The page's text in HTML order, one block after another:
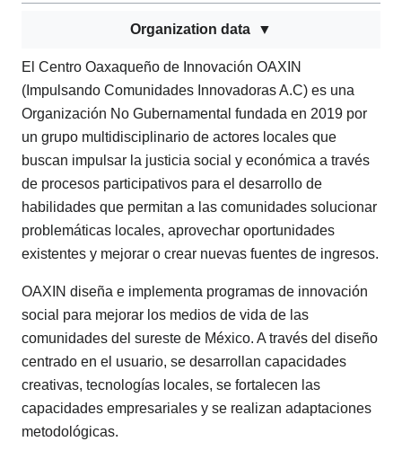
Organization data
El Centro Oaxaqueño de Innovación OAXIN
(Impulsando Comunidades Innovadoras A.C) es una
Organización No Gubernamental fundada en 2019 por
un grupo multidisciplinario de actores locales que
buscan impulsar la justicia social y económica a través
de procesos participativos para el desarrollo de
habilidades que permitan a las comunidades solucionar
problemáticas locales, aprovechar oportunidades
existentes y mejorar o crear nuevas fuentes de ingresos.
OAXIN diseña e implementa programas de innovación
social para mejorar los medios de vida de las
comunidades del sureste de México. A través del diseño
centrado en el usuario, se desarrollan capacidades
creativas, tecnologías locales, se fortalecen las
capacidades empresariales y se realizan adaptaciones
metodológicas.